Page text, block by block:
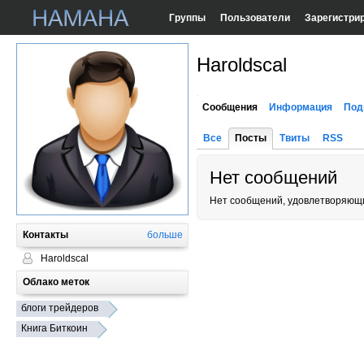
Группы Пользователи
Контакты больше
Haroldscal
Облако меток
блоги трейдеров
Книга Биткоин
Haroldscal
Сообщения Информация
Все Посты Твиты RSS
Нет сообщений
Нет сообщений,